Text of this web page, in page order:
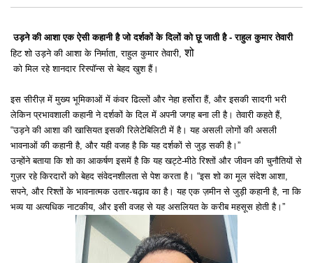
उड़ने की आशा एक ऐसी कहानी है जो दर्शकों के दिलों को छू जाती है - राहुल कुमार तेवारी
हिट शो उड़ने की आशा के निर्माता, राहुल कुमार तेवारी,शो
को मिल रहे शानदार रिस्पॉन्स से बेहद खुश हैं।
इस सीरीज़ में मुख्य भूमिकाओं में कंवर ढिल्लों और नेहा हर्सोरा हैं, और इसकी सादगी भरी
लेकिन प्रभावशाली कहानी ने दर्शकों के दिल में अपनी जगह बना ली है। तेवारी कहते हैं,
“उड़ने की आशा की खासियत इसकी रिलेटेबिलिटी में है। यह असली लोगों की असली
भावनाओं की कहानी है, और यही वजह है कि यह दर्शकों से जुड़ सकी है।”
उन्होंने बताया कि शो का आकर्षण इसमें है कि यह खट्टे-मीठे रिश्तों और जीवन की चुनौतियों से
गुज़र रहे किरदारों को बेहद संवेदनशीलता से पेश करता है। “इस शो का मूल संदेश आशा,
सपने, और रिश्तों के भावनात्मक उतार-चढ़ाव का है। यह एक ज़मीन से जुड़ी कहानी है, ना कि
भव्य या अत्यधिक नाटकीय, और इसी वजह से यह असलियत के करीब महसूस होती है।”